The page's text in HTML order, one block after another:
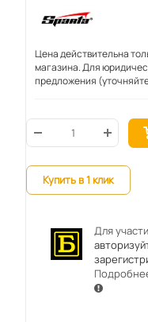
Цена действительна
магазина. Для
предложения
Купить в 1 клик
Для